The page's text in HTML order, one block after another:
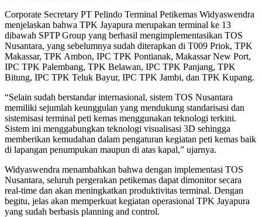
Corporate Secretary PT Pelindo Terminal Petikemas Widyaswendra
menjelaskan bahwa TPK Jayapura merupakan terminal ke 13
dibawah SPTP Group yang berhasil mengimplementasikan TOS
Nusantara, yang sebelumnya sudah diterapkan di T009 Priok, TPK
Makassar, TPK Ambon, IPC TPK Pontianak, Makassar New Port,
IPC TPK Palembang, TPK Belawan, IPC TPK Panjang, TPK
Bitung, IPC TPK Teluk Bayur, IPC TPK Jambi, dan TPK Kupang.
“Selain sudah berstandar internasional, sistem TOS Nusantara
memiliki sejumlah keunggulan yang mendukung standarisasi dan
sistemisasi terminal peti kemas menggunakan teknologi terkini.
Sistem ini menggabungkan teknologi visualisasi 3D sehingga
memberikan kemudahan dalam pengaturan kegiatan peti kemas baik
di lapangan penumpukan maupun di atas kapal,” ujarnya.
Widyaswendra menambahkan bahwa dengan implementasi TOS
Nusantara, seluruh pergerakan petikemas dapat dimonitor secara
real-time dan akan meningkatkan produktivitas terminal. Dengan
begitu, jelas akan memperkuat kegiatan operasional TPK Jayapura
yang sudah berbasis planning and control.